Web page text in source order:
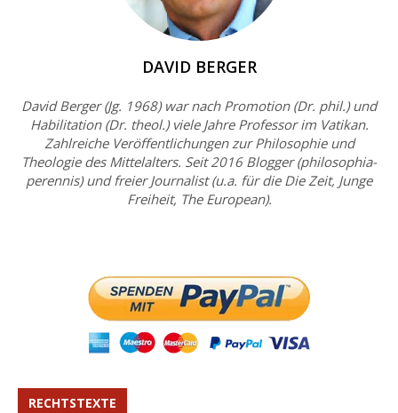
DAVID BERGER
David Berger (Jg. 1968) war nach Promotion (Dr. phil.) und
Habilitation (Dr. theol.) viele Jahre Professor im Vatikan.
Zahlreiche Veröffentlichungen zur Philosophie und
Theologie des Mittelalters. Seit 2016 Blogger (philosophia-
perennis) und freier Journalist (u.a. für die Die Zeit, Junge
Freiheit, The European).
RECHTSTEXTE